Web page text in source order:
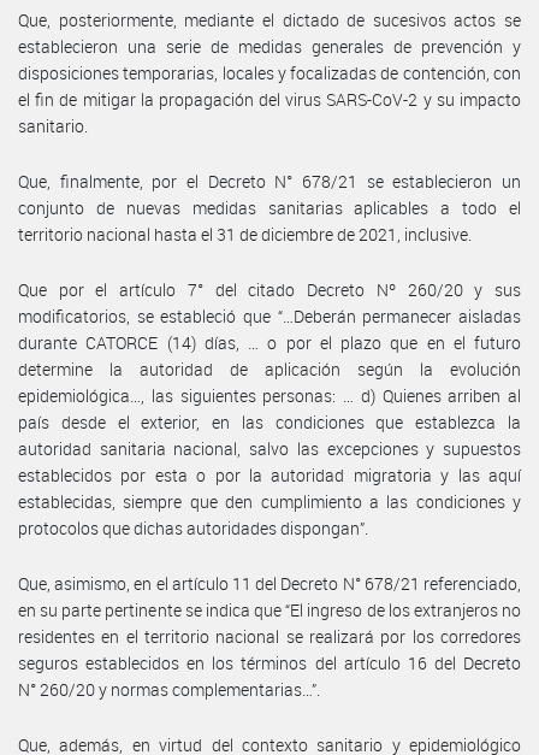
Que, posteriormente, mediante el dictado de sucesivos actos se
establecieron una serie de medidas generales de prevención y
disposiciones temporarias, locales y focalizadas de contención, con
el fin de mitigar la propagación del virus SARS-CoV-2 y su impacto
sanitario.
Que, finalmente, por el Decreto N° 678/21 se establecieron un
conjunto de nuevas medidas sanitarias aplicables a todo el
territorio nacional hasta el 31 de diciembre de 2021, inclusive.
Que por el artículo 7° del citado Decreto Nº 260/20 y sus
modificatorios, se estableció que “…Deberán permanecer aisladas
durante CATORCE (14) días, … o por el plazo que en el futuro
determine la autoridad de aplicación según la evolución
epidemiológica…, las siguientes personas: … d) Quienes arriben al
país desde el exterior, en las condiciones que establezca la
autoridad sanitaria nacional, salvo las excepciones y supuestos
establecidos por esta o por la autoridad migratoria y las aquí
establecidas, siempre que den cumplimiento a las condiciones y
protocolos que dichas autoridades dispongan”.
Que, asimismo, en el artículo 11 del Decreto N° 678/21 referenciado,
en su parte pertinente se indica que “El ingreso de los extranjeros no
residentes en el territorio nacional se realizará por los corredores
seguros establecidos en los términos del artículo 16 del Decreto
N° 260/20 y normas complementarias…”.
Que, además, en virtud del contexto sanitario y epidemiológico